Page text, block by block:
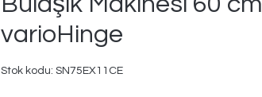
varioHinge
Stok kodu: SN75EX11CE